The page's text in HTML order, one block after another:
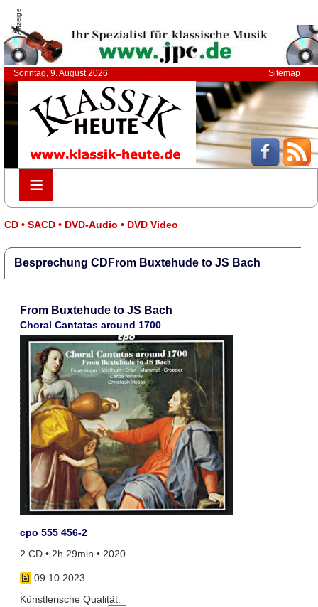
Anzeige
Sonntag, 9. August 2026 Sitemap
≡
≡
CD • SACD • DVD-Audio • DVD Video
Besprechung CDFrom Buxtehude to JS Bach
From Buxtehude to JS Bach
Choral Cantatas around 1700
cpo 555 456-2
2 CD • 2h 29min • 2020
09.10.2023
Künstlerische Qualität: